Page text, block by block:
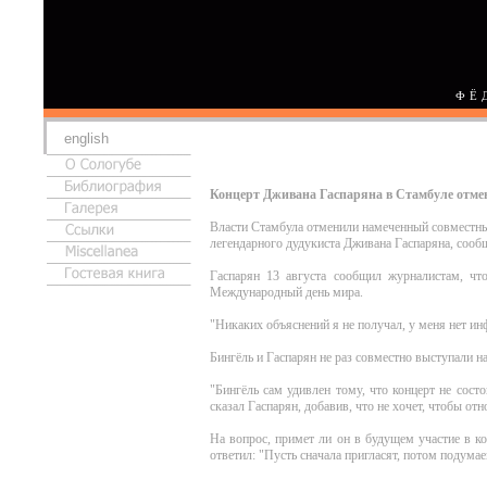
english
Концерт Дживана Гаспаряна в Стамбуле
Власти Стамбула отменили намеченный
легендарного дудукиста Дживана Гаспаряна,
Гаспарян 13 августа сообщил журналистам,
Международный день мира.
"Никаких объяснений я не получал, у меня нет
Бингёль и Гаспарян не раз совместно выступали
"Бингёль сам удивлен тому, что концерт не
сказал Гаспарян, добавив, что не хочет, чтобы
На вопрос, примет ли он в будущем участие в
ответил: "Пусть сначала пригласят, потом